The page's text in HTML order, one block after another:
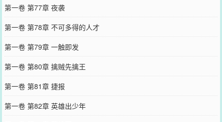
第一卷 第77章 夜袭
第一卷 第78章 不可多得的人才
第一卷 第79章 一触即发
第一卷 第80章 擒贼先擒王
第一卷 第81章 捷报
第一卷 第82章 英雄出少年